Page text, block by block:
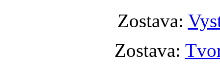
Zostava:
Zostava: